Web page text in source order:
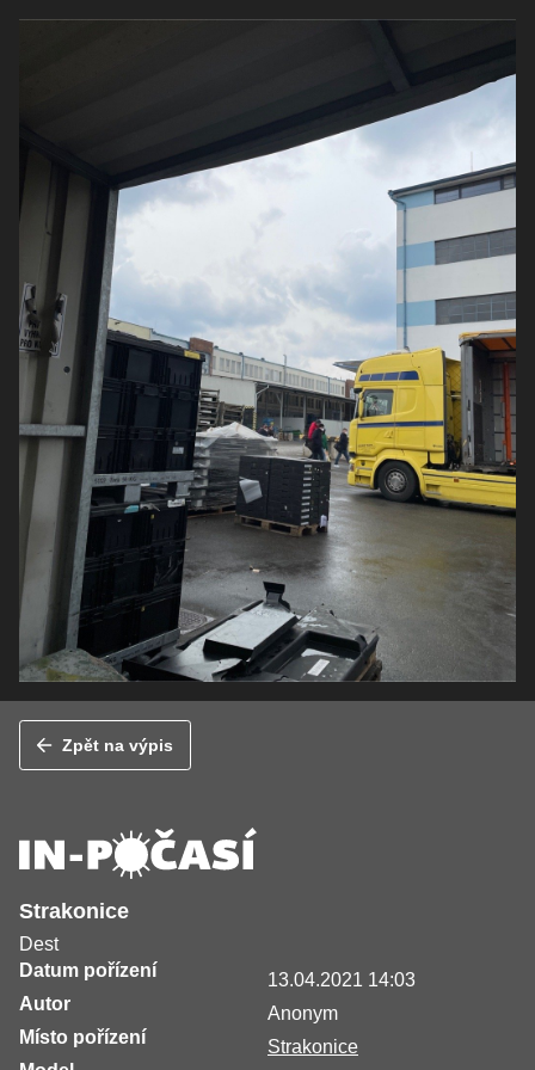
Zpět na výpis
Strakonice
Dest
Datum pořízení
13.04.2021 14:03
Autor
Anonym
Místo pořízení
Strakonice